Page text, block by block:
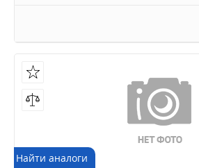
Найти аналоги